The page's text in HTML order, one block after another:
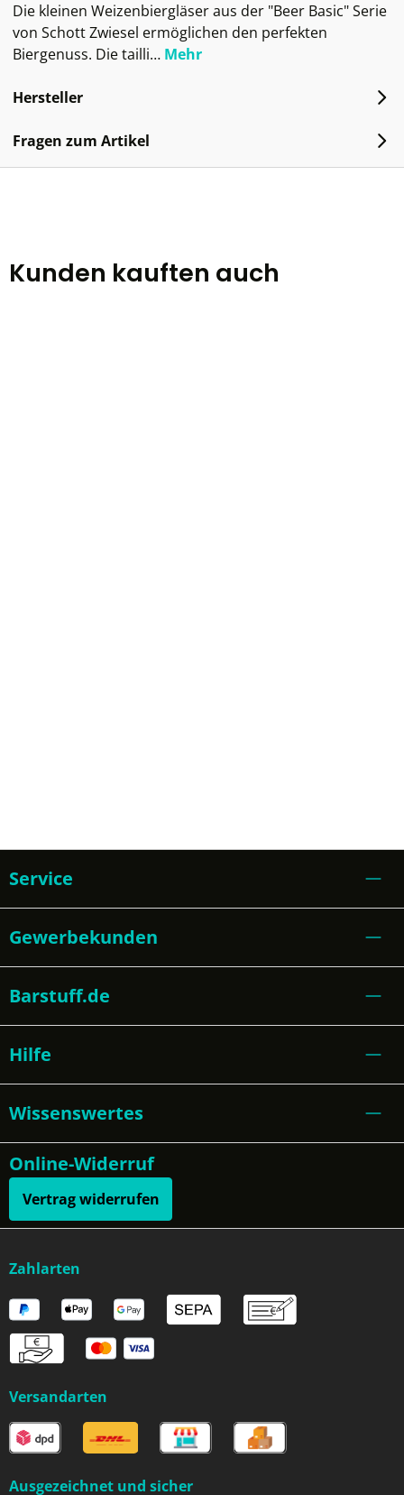
Die kleinen Weizenbiergläser aus der "Beer Basic" Serie
von Schott Zwiesel ermöglichen den perfekten
Biergenuss. Die tailli… Mehr
Hersteller
Fragen zum Artikel
Kunden kauften auch
Service
Gewerbekunden
Barstuff.de
Hilfe
Wissenswertes
Online-Widerruf
Vertrag widerrufen
Zahlarten
Versandarten
Ausgezeichnet und sicher